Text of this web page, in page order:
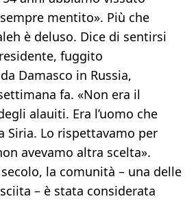
mentito». Più che
è deluso. Dice di sentirsi
fuggito
Damasco in Russia,
fa. «Non era il
alauiti. Era l’uomo che
Siria. Lo rispettavamo per
avevamo altra scelta».
la comunità – una delle
– è stata considerata